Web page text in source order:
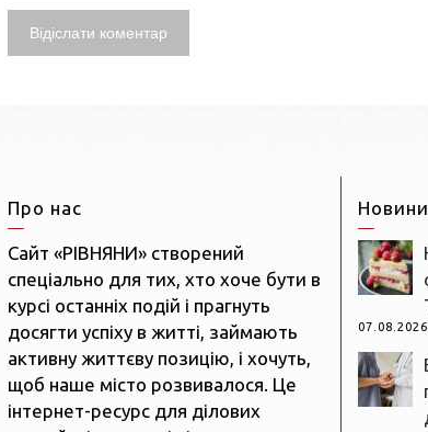
Про нас
Сайт «РІВНЯНИ» створений
спеціально для тих, хто хоче бути в
курсі останніх подій і прагнуть
досягти успіху в житті, займають
активну життєву позицію, і хочуть,
щоб наше місто розвивалося. Це
інтернет-ресурс для ділових
Новини
07.08.2026